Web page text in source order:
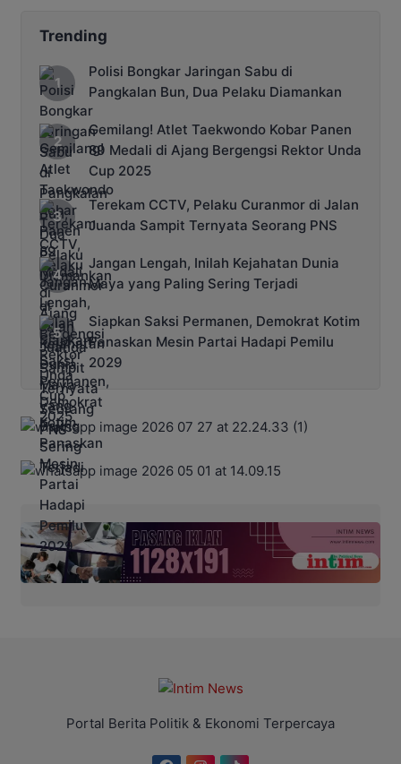
Trending
Polisi Bongkar Jaringan Sabu di
Pangkalan Bun, Dua Pelaku Diamankan
Gemilang! Atlet Taekwondo Kobar Panen
89 Medali di Ajang Bergengsi Rektor Unda
Cup 2025
Terekam CCTV, Pelaku Curanmor di Jalan
Juanda Sampit Ternyata Seorang PNS
Jangan Lengah, Inilah Kejahatan Dunia
Maya yang Paling Sering Terjadi
Siapkan Saksi Permanen, Demokrat Kotim
Panaskan Mesin Partai Hadapi Pemilu
2029
Portal Berita Politik & Ekonomi Terpercaya